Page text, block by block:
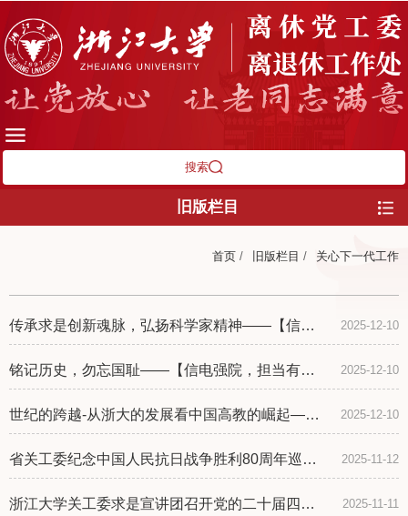
搜索
旧版栏目
首页 / 旧版栏目 / 关心下一代工作
传承求是创新魂脉，弘扬科学家精神——【信电
强院，担当有我】第18期笃信论坛
2025-12-10
铭记历史，勿忘国耻——【信电强院，担当有
我】第17期笃信论坛
2025-12-10
世纪的跨越-从浙大的发展看中国高教的崛起——
【信电强院，担当有我】第16期笃信论坛
2025-12-10
省关工委纪念中国人民抗日战争胜利80周年巡回
报告会走进浙江大学
2025-11-12
浙江大学关工委求是宣讲团召开党的二十届四中
2025-11-11